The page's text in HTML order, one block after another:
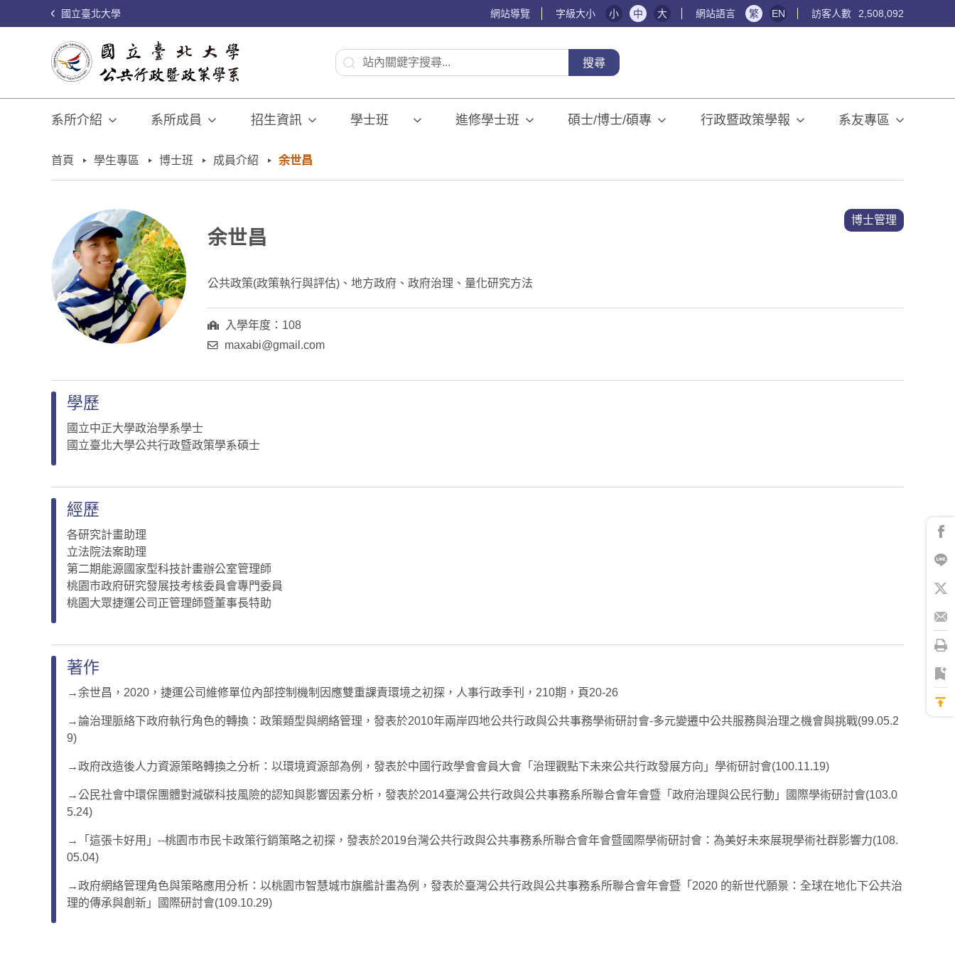
國立臺北大學 網站導覽 字級大小 小 中 大 網站語言 繁 EN 訪客人數 2,508,092
搜尋
系所介紹 系所成員 招生資訊 學士班⠀⠀ 進修學士班 碩士/博士/碩專 行政暨政策學報 系友專區
首頁 學生專區 博士班 成員介紹 余世昌
博士管理
余世昌
公共政策(政策執行與評估)、地方政府、政府治理、量化研究方法
入學年度：108
maxabi@gmail.com
學歷
國立中正大學政治學系學士
國立臺北大學公共行政暨政策學系碩士
經歷
各研究計畫助理
立法院法案助理
第二期能源國家型科技計畫辦公室管理師
桃園市政府研究發展技考核委員會專門委員
桃園大眾捷運公司正管理師暨董事長特助
著作
→余世昌，2020，捷運公司維修單位內部控制機制因應雙重課責環境之初探，人事行政季刊，210期，頁20-26
→論治理脈絡下政府執行角色的轉換：政策類型與網絡管理，發表於2010年兩岸四地公共行政與公共事務學術研討會-多元變遷中公共服務與治理之機會與挑戰(99.05.2
9)
→政府改造後人力資源策略轉換之分析：以環境資源部為例，發表於中國行政學會會員大會「治理觀點下未來公共行政發展方向」學術研討會(100.11.19)
→公民社會中環保團體對減碳科技風險的認知與影響因素分析，發表於2014臺灣公共行政與公共事務系所聯合會年會暨「政府治理與公民行動」國際學術研討會(103.0
5.24)
→「這張卡好用」--桃園市市民卡政策行銷策略之初探，發表於2019台灣公共行政與公共事務系所聯合會年會暨國際學術研討會：為美好未來展現學術社群影響力(108.
05.04)
→政府網絡管理角色與策略應用分析：以桃園市智慧城市旗艦計畫為例，發表於臺灣公共行政與公共事務系所聯合會年會暨「2020 的新世代願景：全球在地化下公共治
理的傳承與創新」國際研討會(109.10.29)